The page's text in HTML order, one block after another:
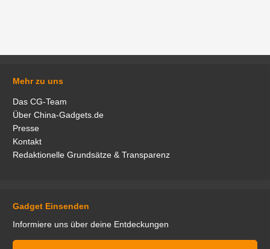
Mehr zu uns
Das CG-Team
Über China-Gadgets.de
Presse
Kontakt
Redaktionelle Grundsätze & Transparenz
Gadget Einsenden
Informiere uns über deine Entdeckungen